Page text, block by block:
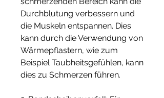
Durchblutung verbessern und
die Muskeln entspannen. Dies
kann durch die Verwendung von
Wärmepflastern, wie zum
Beispiel Taubheitsgefühlen, kann
dies zu Schmerzen führen.